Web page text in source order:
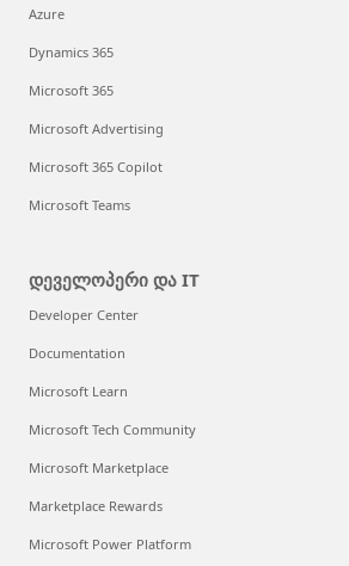
Azure
Dynamics 365
Microsoft 365
Microsoft Advertising
Microsoft 365 Copilot
Microsoft Teams
დეველოპერი და IT
Developer Center
Documentation
Microsoft Learn
Microsoft Tech Community
Microsoft Marketplace
Marketplace Rewards
Microsoft Power Platform